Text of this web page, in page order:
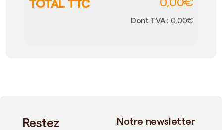
TOTAL TTC 0,00€
Dont TVA : 0,00€
Restez
Notre newsletter